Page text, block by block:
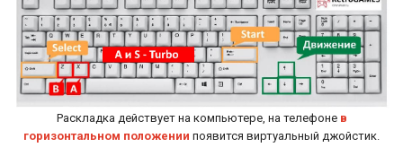
Раскладка действует на компьютере, на телефоне в
горизонтальном положении появится виртуальный джойстик.